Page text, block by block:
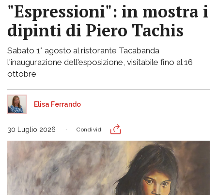
"Espressioni": in mostra i
dipinti di Piero Tachis
Sabato 1° agosto al ristorante Tacabanda
l'inaugurazione dell'esposizione, visitabile fino al 16
ottobre
Elisa Ferrando
30 Luglio 2026 Condividi